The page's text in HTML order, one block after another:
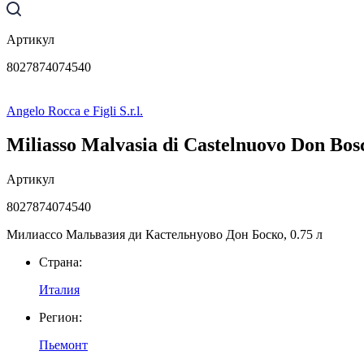
Артикул
8027874074540
Angelo Rocca e Figli S.r.l.
Miliasso Malvasia di Castelnuovo Don
Артикул
8027874074540
Милиассо Мальвазия ди Кастельнуово Дон Боско, 0.75 л
Страна:
Италия
Регион:
Пьемонт